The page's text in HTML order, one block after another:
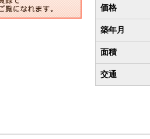
価格
築年月
面積
交通